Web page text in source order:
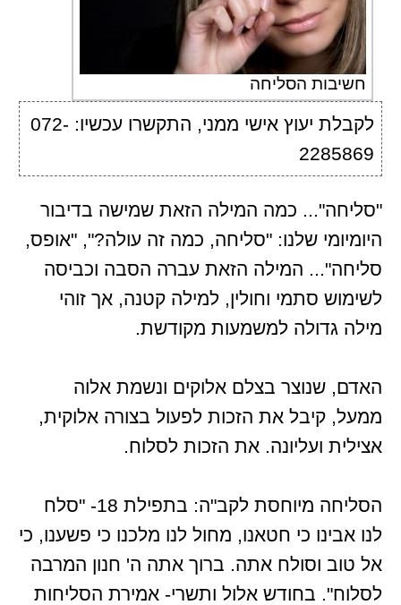
חשיבות הסליחה
לקבלת יעוץ אישי ממני, התקשרו עכשיו: 072-
2285869
"סליחה"... כמה המילה הזאת שמישה בדיבור
היומיומי שלנו: "סליחה, כמה זה עולה?", "אופס,
סליחה"... המילה הזאת עברה הסבה וכביסה
לשימוש סתמי וחולין, למילה קטנה, אך זוהי
מילה גדולה למשמעות מקודשת.
האדם, שנוצר בצלם אלוקים ונשמת אלוה
ממעל, קיבל את הזכות לפעול בצורה אלוקית,
אצילית ועליונה. את הזכות לסלוח.
הסליחה מיוחסת לקב"ה: בתפילת 18- "סלח
לנו אבינו כי חטאנו, מחול לנו מלכנו כי פשענו, כי
אל טוב וסולח אתה. ברוך אתה ה' חנון המרבה
לסלוח". בחודש אלול ותשרי- אמירת הסליחות